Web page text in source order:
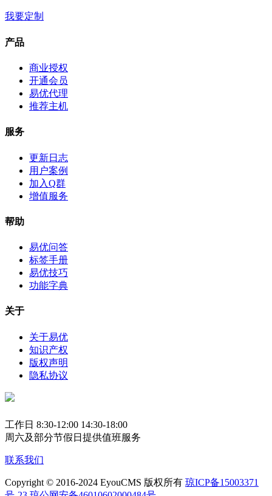
我要定制
产品
商业授权
开通会员
易优代理
推荐主机
服务
更新日志
用户案例
加入Q群
增值服务
帮助
易优问答
标签手册
易优技巧
功能字典
关于
关于易优
知识产权
版权声明
隐私协议
工作日 8:30-12:00 14:30-18:00
周六及部分节假日提供值班服务
联系我们
Copyright © 2016-2024 EyouCMS 版权所有 琼ICP备15003371